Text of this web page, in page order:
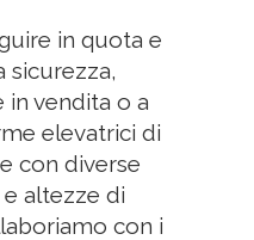
in quota e
sicurezza,
in vendita o a
elevatrici di
con diverse
altezze di
con i